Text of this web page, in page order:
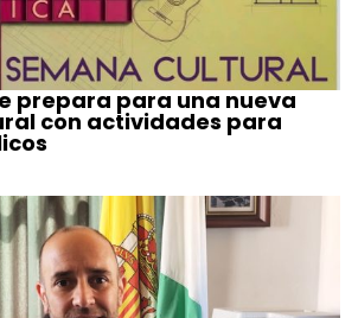
prepara para una nueva
con actividades para